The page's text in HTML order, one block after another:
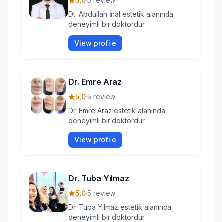
Dt. Abdullah İnal estetik alanında
deneyimli bir doktordur.
View profile
Dr. Emre Araz
5,0·5 review
Dr. Emre Araz estetik alanında
deneyimli bir doktordur.
View profile
Dr. Tuba Yılmaz
5,0·5 review
Dr. Tuba Yılmaz estetik alanında
deneyimli bir doktordur.